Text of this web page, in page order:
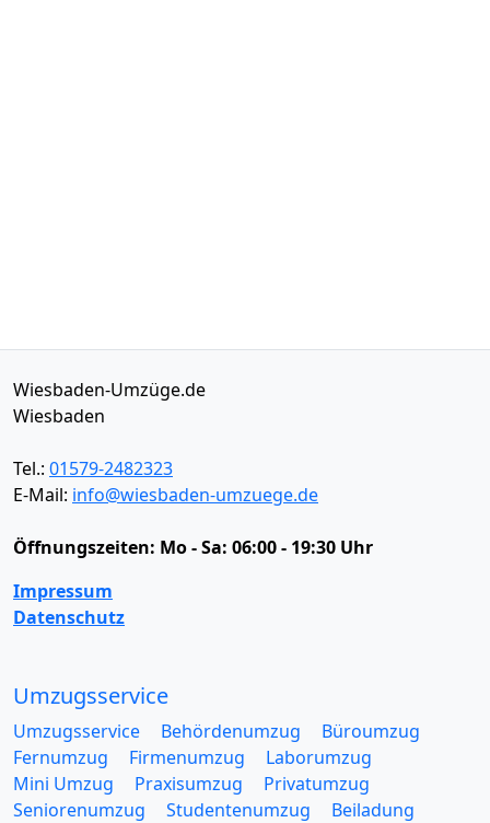
Wiesbaden-Umzüge.de
Wiesbaden
Tel.: 01579-2482323
E-Mail: info@wiesbaden-umzuege.de
Öffnungszeiten: Mo - Sa: 06:00 - 19:30 Uhr
Impressum
Datenschutz
Umzugsservice
Umzugsservice Behördenumzug
Büroumzug
Fernumzug
Firmenumzug
Laborumzug
Mini Umzug
Praxisumzug
Privatumzug
Seniorenumzug
Studentenumzug
Beiladung